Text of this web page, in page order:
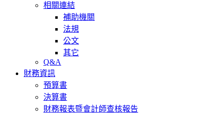
相關連結
補助機關
法規
公文
其它
Q&A
財務資訊
預算書
決算書
財務報表暨會計師查核報告